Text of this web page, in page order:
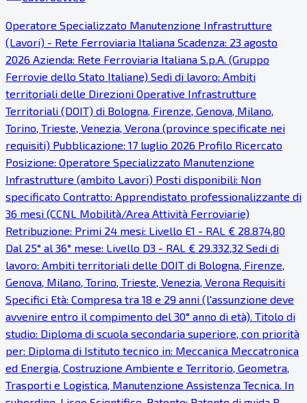
Operatore Specializzato Manutenzione Infrastrutture
(Lavori) - Rete Ferroviaria Italiana Scadenza: 23 agosto
2026 Azienda: Rete Ferroviaria Italiana S.p.A. (Gruppo
Ferrovie dello Stato Italiane) Sedi di lavoro: Ambiti
territoriali delle Direzioni Operative Infrastrutture
Territoriali (DOIT) di Bologna, Firenze, Genova, Milano,
Torino, Trieste, Venezia, Verona (province specificate nei
requisiti) Pubblicazione: 17 luglio 2026 Profilo Ricercato
Posizione: Operatore Specializzato Manutenzione
Infrastrutture (ambito Lavori) Posti disponibili: Non
specificato Contratto: Apprendistato professionalizzante di
36 mesi (CCNL Mobilità/Area Attività Ferroviarie)
Retribuzione: Primi 24 mesi: Livello E1 - RAL € 28.874,80
Dal 25° al 36° mese: Livello D3 - RAL € 29.332,32 Sedi di
lavoro: Ambiti territoriali delle DOIT di Bologna, Firenze,
Genova, Milano, Torino, Trieste, Venezia, Verona Requisiti
Specifici Età: Compresa tra 18 e 29 anni (l'assunzione deve
avvenire entro il compimento del 30° anno di età). Titolo di
studio: Diploma di scuola secondaria superiore, con priorità
per: Diploma di Istituto tecnico in: Meccanica Meccatronica
ed Energia, Costruzione Ambiente e Territorio, Geometra,
Trasporti e Logistica, Manutenzione Assistenza Tecnica. In